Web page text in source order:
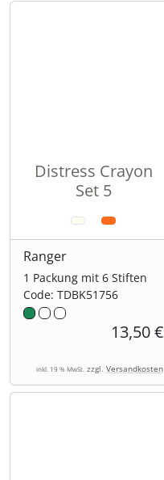
Distress Crayon
Set 5
Ranger
1 Packung mit 6 Stiften
Code: TDBK51756
13,50 €
inkl. 19 % MwSt. zzgl. Versandkosten